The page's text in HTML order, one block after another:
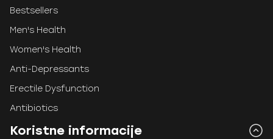
Bestsellers
Men's Health
Women's Health
Anti-Depressants
Erectile Dysfunction
Antibiotics
Koristne informacije